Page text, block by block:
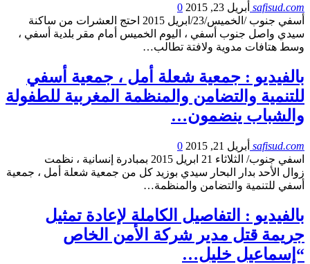
safisud.com أبريل 23, 2015
0
أسفي جنوب /الخميس/23/ابريل 2015 احتج العشرات من ساكنة
سيدي واصل جنوب أسفي ، اليوم الخميس أمام مقر بلدية أسفي ،
وسط هتافات مدوية ولافتة تطالب…
بالفيديو : جمعية شعلة أمل ، جمعية أسفي
للتنمية والتضامن والمنظمة المغربية للطفولة
والشباب ينضمون…
safisud.com أبريل 21, 2015
0
اسفي جنوب/ الثلاثاء 21 ابريل 2015 بمبادرة إنسانية ، نظمت
زوال الأحد بدار البحار سيدي بوزيد كل من جمعية شعلة أمل ، جمعية
أسفي للتنمية والتضامن والمنظمة…
بالفيديو : التفاصيل الكاملة لإعادة تمثيل
جريمة قتل مدير شركة الأمن الخاص
“إسماعيل خليل…